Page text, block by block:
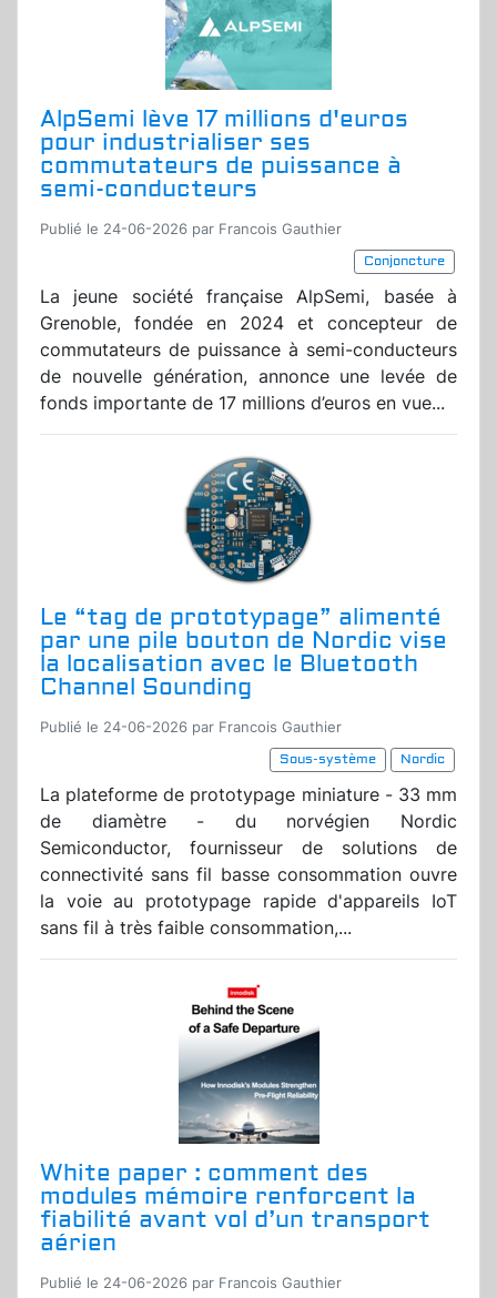
AlpSemi lève 17 millions d'euros
pour industrialiser ses
commutateurs de puissance à
semi-conducteurs
Publié le 24-06-2026 par Francois Gauthier
Conjoncture
La jeune société française AlpSemi, basée à
Grenoble, fondée en 2024 et concepteur de
commutateurs de puissance à semi-conducteurs
de nouvelle génération, annonce une levée de
fonds importante de 17 millions d’euros en vue...
Le “tag de prototypage” alimenté
par une pile bouton de Nordic vise
la localisation avec le Bluetooth
Channel Sounding
Publié le 24-06-2026 par Francois Gauthier
Sous-système
Nordic
La plateforme de prototypage miniature - 33 mm
de diamètre - du norvégien Nordic
Semiconductor, fournisseur de solutions de
connectivité sans fil basse consommation ouvre
la voie au prototypage rapide d'appareils IoT
sans fil à très faible consommation,...
White paper : comment des
modules mémoire renforcent la
fiabilité avant vol d’un transport
aérien
Publié le 24-06-2026 par Francois Gauthier